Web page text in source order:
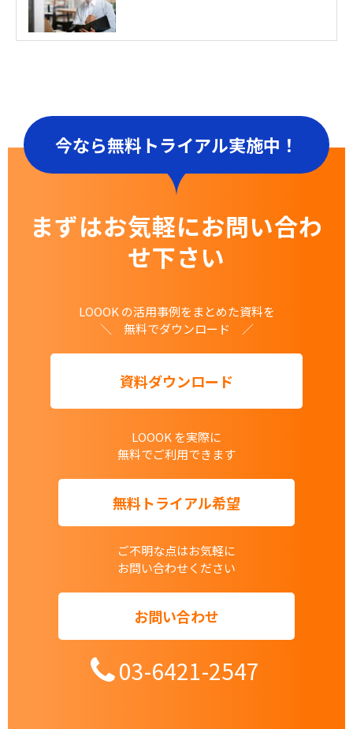
今なら無料トライアル実施中！
まずはお気軽にお問い合わ
せ下さい
LOOOK の活用事例をまとめた資料を
＼ 無料でダウンロード ／
資料ダウンロード
LOOOK を実際に
無料でご利用できます
無料トライアル希望
ご不明な点はお気軽に
お問い合わせください
お問い合わせ
03-6421-2547